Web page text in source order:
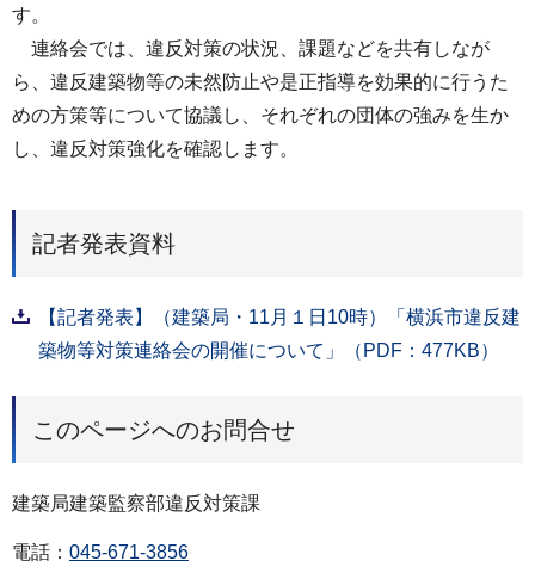
す。
連絡会では、違反対策の状況、課題などを共有しなが
ら、違反建築物等の未然防⽌や是正指導を効果的に⾏うた
めの⽅策等について協議し、それぞれの団体の強みを⽣か
し、違反対策強化を確認します。
記者発表資料
【記者発表】（建築局・11月１日10時）「横浜市違反建
築物等対策連絡会の開催について」（PDF：477KB）
このページへのお問合せ
建築局建築監察部違反対策課
電話： 045-671-3856